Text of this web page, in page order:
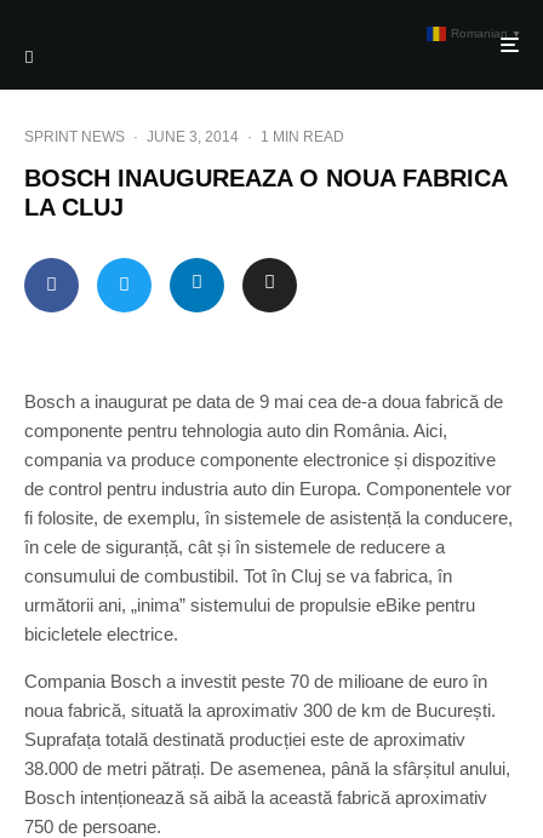
SPRINT NEWS · JUNE 3, 2014 · 1 MIN READ
BOSCH INAUGUREAZA O NOUA FABRICA
LA CLUJ
Bosch a inaugurat pe data de 9 mai cea de-a doua fabrică de
componente pentru tehnologia auto din România. Aici,
compania va produce componente electronice și dispozitive
de control pentru industria auto din Europa. Componentele vor
fi folosite, de exemplu, în sistemele de asistență la conducere,
în cele de siguranță, cât și în sistemele de reducere a
consumului de combustibil. Tot în Cluj se va fabrica, în
următorii ani, „inima” sistemului de propulsie eBike pentru
bicicletele electrice.
Compania Bosch a investit peste 70 de milioane de euro în
noua fabrică, situată la aproximativ 300 de km de București.
Suprafața totală destinată producției este de aproximativ
38.000 de metri pătrați. De asemenea, până la sfârșitul anului,
Bosch intenționează să aibă la această fabrică aproximativ
750 de persoane.
Romanian ▼